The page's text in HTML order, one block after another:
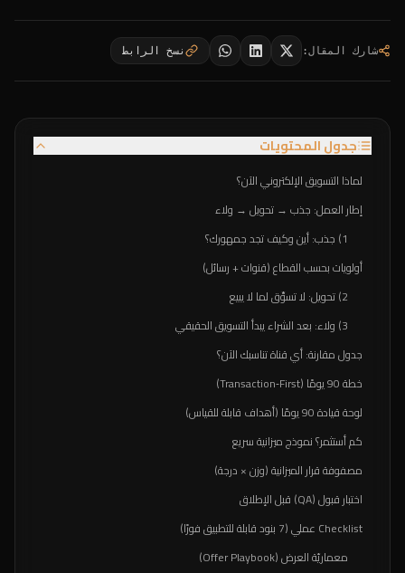
شارك المقال: نسخ الرابط
جدول المحتويات
لماذا التسويق الإلكتروني الآن؟
إطار العمل: جذب → تحويل → ولاء
1) جذب: أين وكيف تجد جمهورك؟
أولويات بحسب القطاع (قنوات + رسائل)
2) تحويل: لا تسوِّق لما لا يبيع
3) ولاء: بعد الشراء يبدأ التسويق الحقيقي
جدول مقارنة: أي قناة تناسبك الآن؟
خطة 90 يومًا (Transaction‑First)
لوحة قيادة 90 يومًا (أهداف قابلة للقياس)
كم أستثمر؟ نموذج ميزانية سريع
مصفوفة قرار الميزانية (وزن × درجة)
اختبار قبول (QA) قبل الإطلاق
Checklist عملي (7 بنود قابلة للتطبيق فورًا)
معماريّة العرض (Offer Playbook)